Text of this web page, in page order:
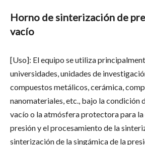
Horno de sinterización de
vacío
[Uso]: El equipo se utiliza
universidades, unidades de
compuestos metálicos, cerámica,
nanomateriales, etc., bajo la condición
vacío o la atmósfera protectora para
presión y el procesamiento de la
sinterización de la singámica de la